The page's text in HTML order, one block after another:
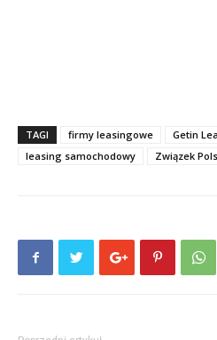
TAGI firmy leasingowe Getin
leasing samochodowy
Związek